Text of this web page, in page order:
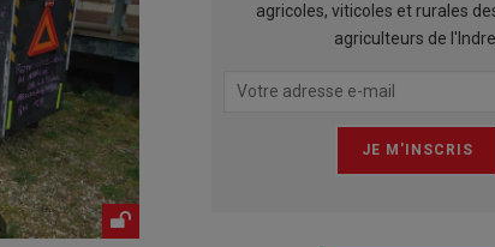
agricoles, viticoles et rurales
agriculteurs de